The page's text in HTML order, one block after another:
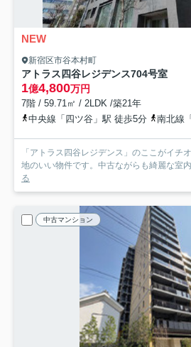
NEW
新宿区市谷本村町
アトラス四谷レジデンス704号室
1億4,800万円
7階 / 59.71㎡ / 2LDK /築21年
中央線「四ツ谷」駅 徒歩5分
南北線
「アトラス四谷レジデンス」のここがイチ
地のいい物件です。中古ながらも綺麗な室
る
中古マンション